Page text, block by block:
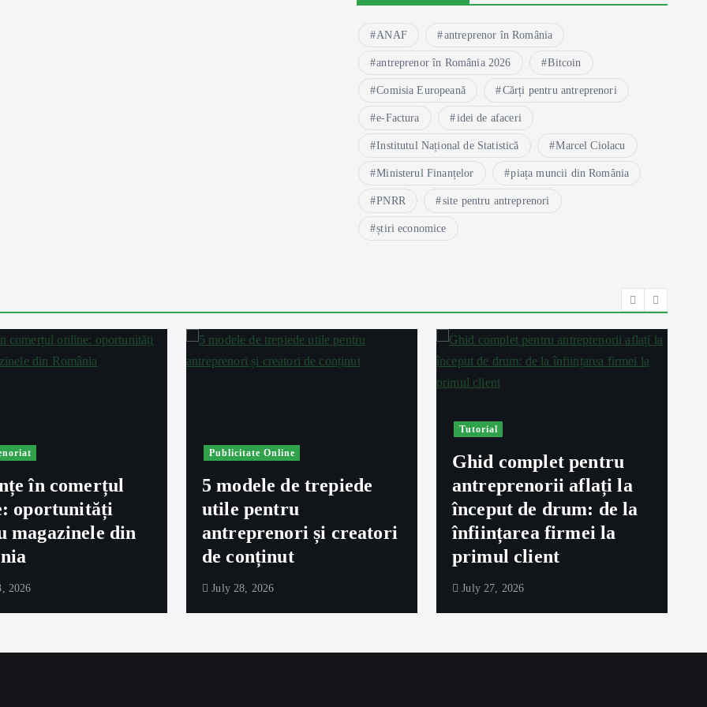
ANAF antreprenor în România
antreprenor în România 2026 Bitcoin
Comisia Europeană Cărți pentru antreprenori
e-Factura idei de afaceri
Institutul Național de Statistică Marcel Ciolacu
Ministerul Finanțelor piața muncii din România
PNRR site pentru antreprenori
știri economice
în comerțul
oportunități
magazinele din
2026
Publicitate Online
5 modele de trepiede
utile pentru
antreprenori și creatori
de conținut
July 28, 2026
Tutorial
Ghid complet pentru
antreprenorii aflați la
început de drum: de la
înființarea firmei la
primul client
July 27, 2026